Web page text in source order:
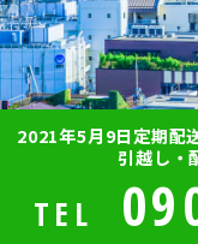
2021年5月9日定期配
引越し・
TEL